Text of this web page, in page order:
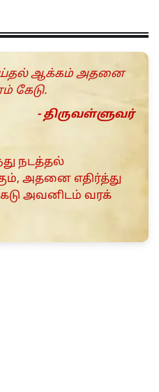
ஆக்கம் அதனை
கேடு.
- திருவள்ளுவர்
நடத்தல்
அதனை எதிர்த்து
அவனிடம் வரக்